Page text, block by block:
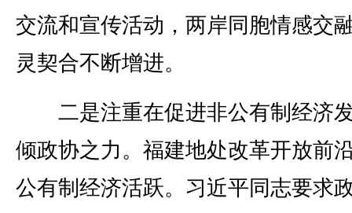
交流和宣传活动，两岸同胞情感交
灵契合不断增进。
二是注重在促进非公有制经济
倾政协之力。福建地处改革开放前
公有制经济活跃。习近平同志要求